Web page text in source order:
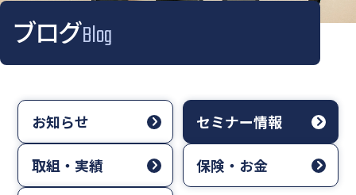
ブログBlog
お知らせ セミナー情報
取組・実績 保険・お金